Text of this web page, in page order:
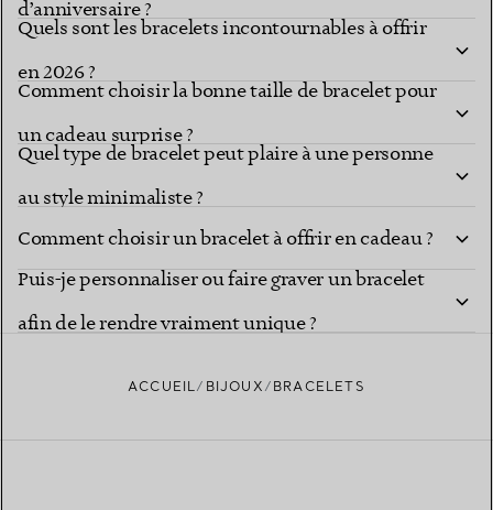
d’anniversaire ?
Quels sont les bracelets incontournables à offrir
en 2026 ?
Comment choisir la bonne taille de bracelet pour
un cadeau surprise ?
Quel type de bracelet peut plaire à une personne
au style minimaliste ?
Comment choisir un bracelet à offrir en cadeau ?
Puis-je personnaliser ou faire graver un bracelet
afin de le rendre vraiment unique ?
ACCUEIL BIJOUX BRACELETS